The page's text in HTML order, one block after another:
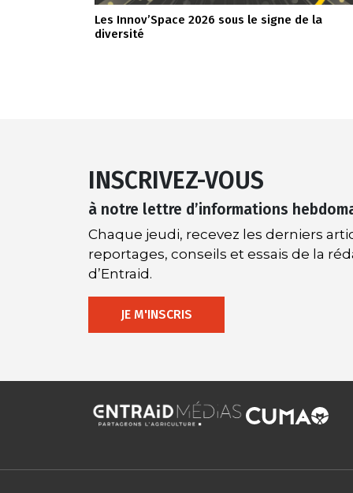
Les Innov’Space 2026 sous le signe de la
diversité
INSCRIVEZ-VOUS
à notre lettre d’informations
Chaque jeudi, recevez les derniers
reportages, conseils et essais de la
d’Entraid.
JE M'INSCRIS